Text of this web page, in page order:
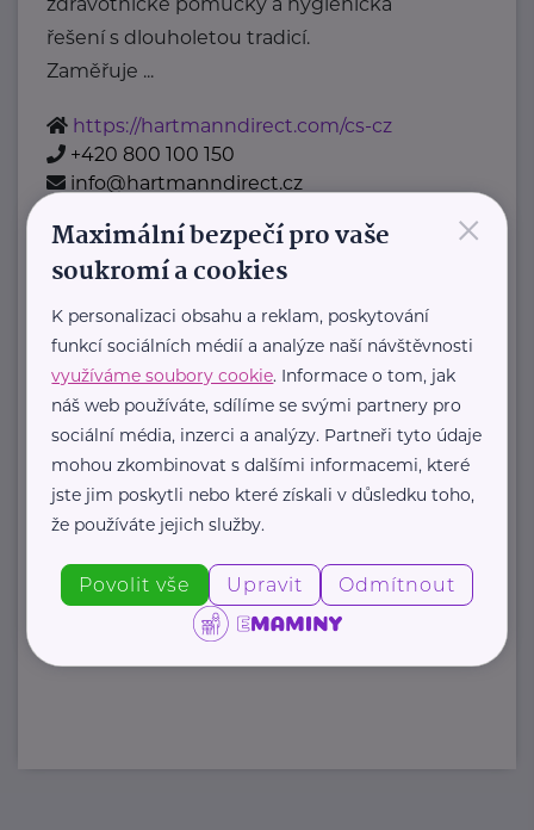
řešení s dlouholetou tradicí.
Zaměřuje ...
https://hartmanndirect.com/cs-cz
+420 800 100 150
info@hartmanndirect.cz
Zobrazit přehled společností
×
Maximální bezpečí pro vaše
soukromí a cookies
K personalizaci obsahu a reklam, poskytování
funkcí sociálních médií a analýze naší návštěvnosti
využíváme soubory cookie. Informace o tom, jak
náš web používáte, sdílíme se svými partnery pro
sociální média, inzerci a analýzy. Partneři tyto údaje
mohou zkombinovat s dalšími informacemi, které
jste jim poskytli nebo které získali v důsledku toho,
že používáte jejich služby.
Povolit vše Upravit Odmítnout